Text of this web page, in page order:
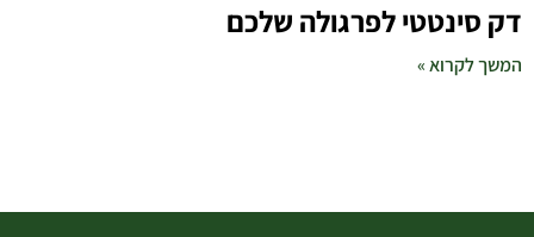
דק סינטטי לפרגולה שלכם
המשך לקרוא »